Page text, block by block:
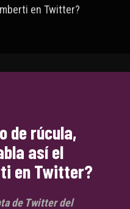
en Twitter?
de rúcula,
así el
en Twitter?
de Twitter del